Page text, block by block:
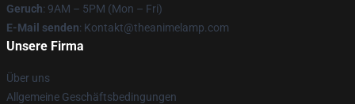
Geruch: 9AM – 5PM (Mon – Fri)
E-Mail senden: Kontakt@theanimelamp.com
Unsere Firma
Über uns
Allgemeine Geschäftsbedingungen